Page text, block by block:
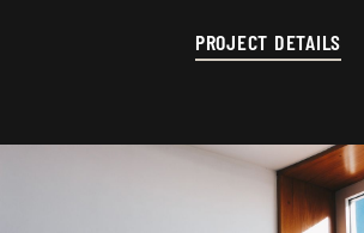
PROJECT DETAILS